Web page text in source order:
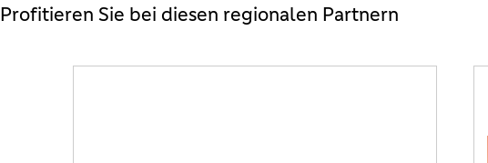
Profitieren Sie bei diesen regionalen Partnern